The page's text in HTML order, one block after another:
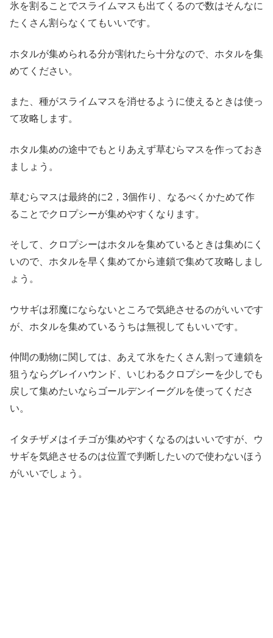
氷を割ることでスライムマスも出てくるので数はそんなに
たくさん割らなくてもいいです。
ホタルが集められる分が割れたら十分なので、ホタルを集
めてください。
また、種がスライムマスを消せるように使えるときは使っ
て攻略します。
ホタル集めの途中でもとりあえず草むらマスを作っておき
ましょう。
草むらマスは最終的に2，3個作り、なるべくかためて作
ることでクロプシーが集めやすくなります。
そして、クロプシーはホタルを集めているときは集めにく
いので、ホタルを早く集めてから連鎖で集めて攻略しまし
ょう。
ウサギは邪魔にならないところで気絶させるのがいいです
が、ホタルを集めているうちは無視してもいいです。
仲間の動物に関しては、あえて氷をたくさん割って連鎖を
狙うならグレイハウンド、いじわるクロプシーを少しでも
戻して集めたいならゴールデンイーグルを使ってくださ
い。
イタチザメはイチゴが集めやすくなるのはいいですが、ウ
サギを気絶させるのは位置で判断したいので使わないほう
がいいでしょう。